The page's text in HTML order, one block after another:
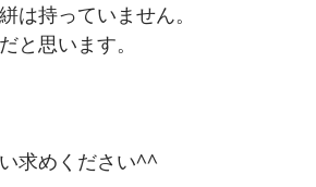
は持っていません。
と思います。
求めください^^